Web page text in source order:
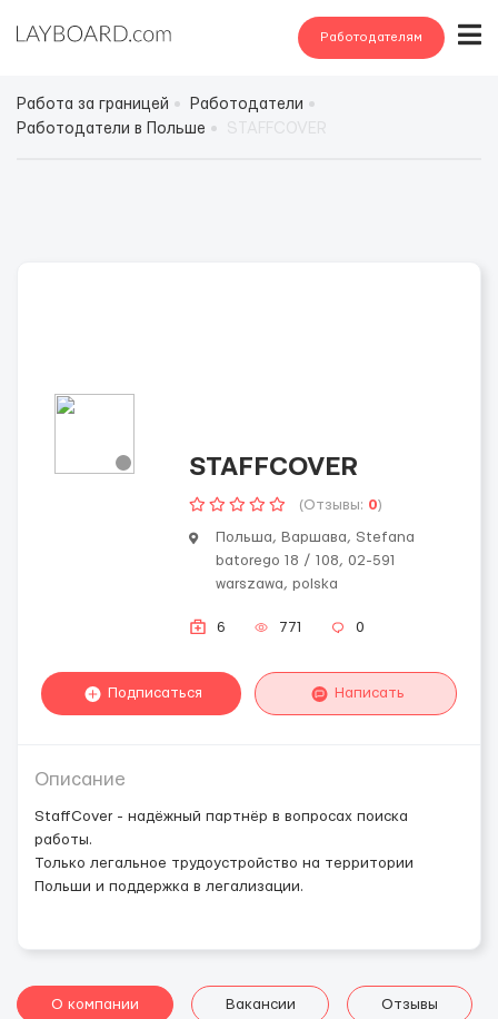
Работодателям
Работа за границей
Работодатели
Работодатели в Польше
STAFFCOVER
(Отзывы: 0)
Польша, Варшава, Stefana
batorego 18 / 108, 02-591
warszawa, polska
6 771 0
Подписаться Написать
Описание
StaffCover - надёжный партнёр в вопросах поиска
работы.
Только легальное трудоустройство на территории
Польши и поддержка в легализации.
О компании Вакансии Отзывы